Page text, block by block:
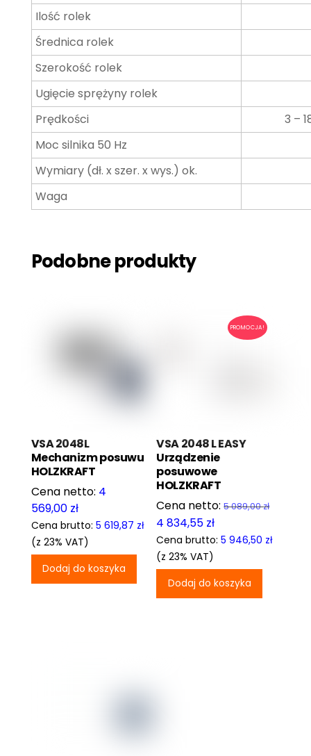
Ilość rolek
Średnica rolek
Szerokość rolek
Ugięcie sprężyny rolek
Prędkości
3 –
Moc silnika 50 Hz
Wymiary (dł. x szer. x wys.) ok.
Waga
Podobne produkty
VSA 2048L
Mechanizm posuwu
HOLZKRAFT
4
569,00 zł
Cena brutto: 5 619,87 zł
(z 23% VAT)
Dodaj do koszyka
PROMOCJA!
VSA 2048 L EASY
Urządzenie
posuwowe
HOLZKRAFT
5 089,00zł
Pierwotna
cena
wynosiła:
5
089,00 zł.
4 834,55 złAktualna
cena
4
834,55 zł.
Cena brutto:5 946,50 zł
(z 23% VAT)
Dodaj do koszyka